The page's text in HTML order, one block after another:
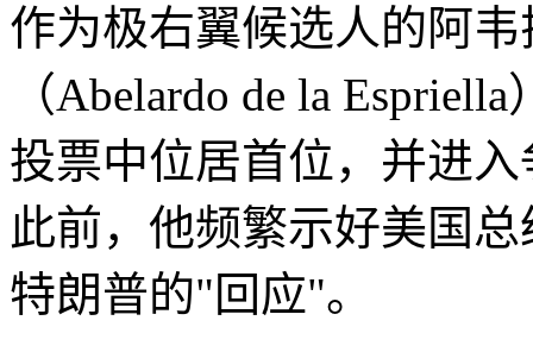
作为极右翼候选人的阿
（Abelardo de la
投票中位居首位，并进
此前，他频繁示好美国
特朗普的"回应"。